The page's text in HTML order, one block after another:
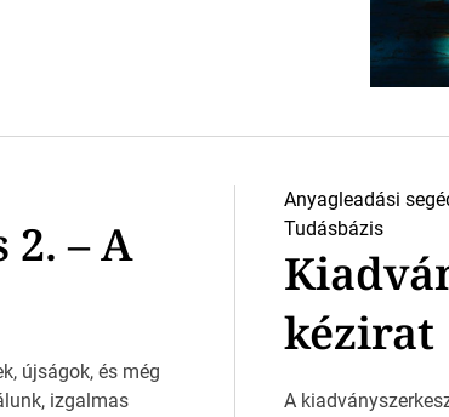
– A
újságok, és még
izgalmas
Anyagleadási
Tudásbázis
kézirat
A